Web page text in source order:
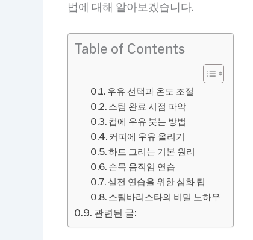
법에 대해 알아보겠습니다.
Table of Contents
우유 선택과 온도 조절
스팀 완료 시점 파악
컵에 우유 붓는 방법
커피에 우유 올리기
하트 그리는 기본 원리
손목 움직임 연습
실전 연습을 위한 심화 팁
스팀바리스타의 비밀 노하우
관련된 글: